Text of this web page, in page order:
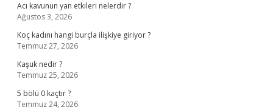
Acı kavunun yan etkileri nelerdir ?
Ağustos 3, 2026
Koç kadını hangi burçla ilişkiye giriyor ?
Temmuz 27, 2026
Kaşuk nedir ?
Temmuz 25, 2026
5 bölü 0 kaçtır ?
Temmuz 24, 2026